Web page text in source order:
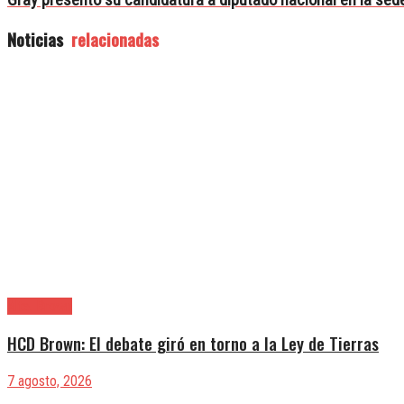
Noticias relacionadas
HCD Brown: El debate giró en torno a la Ley de Tierras
7 agosto, 2026